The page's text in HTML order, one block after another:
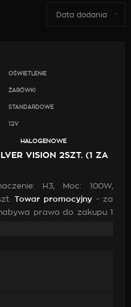
Data dodania
OŚWIETLENIE
ŻARÓWKI
STANDARDOWE
12V
HALOGENOWE
VISION 2SZT. (1 ZA
H3, Moc: 100W,
Towar promocyjny - za
prawo do zakupu 1
cenie.